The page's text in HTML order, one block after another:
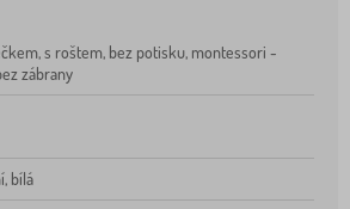
s roštem, bez potisku, montessori -
zábrany
bílá